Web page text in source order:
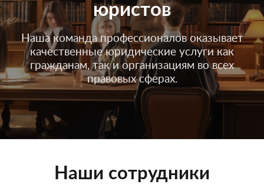
юристов
Наша команда профессионалов оказывает
качественные юридические услуги как
гражданам, так и организациям во всех
правовых сферах.
Наши сотрудники